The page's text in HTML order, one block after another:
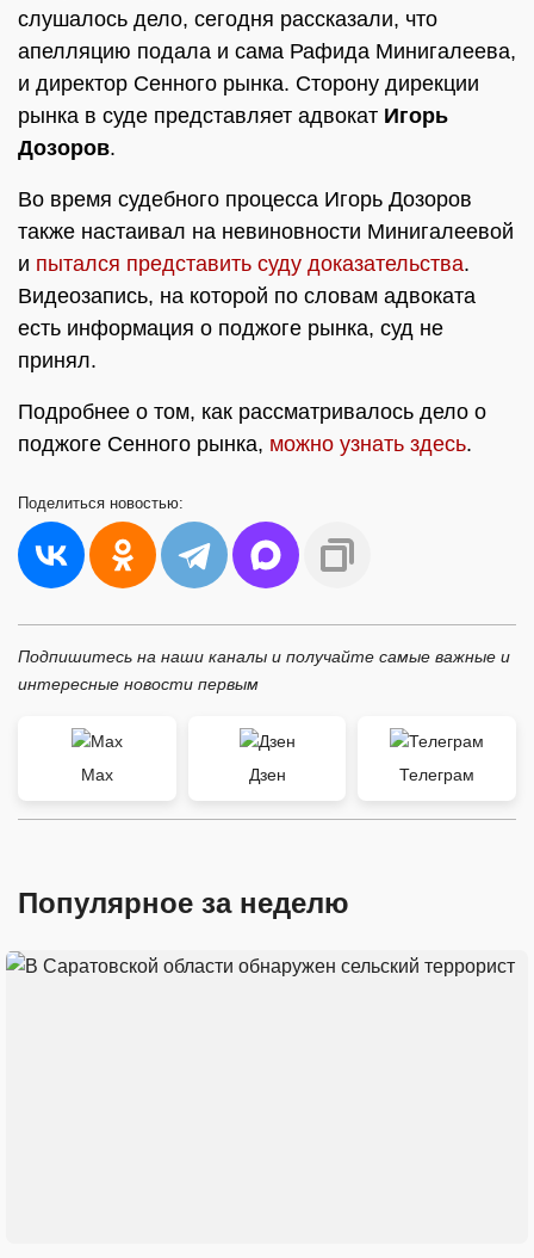
слушалось дело, сегодня рассказали, что
апелляцию подала и сама Рафида Минигалеева,
и директор Сенного рынка. Сторону дирекции
рынка в суде представляет адвокат Игорь
Дозоров.
Во время судебного процесса Игорь Дозоров
также настаивал на невиновности Минигалеевой
и пытался представить суду доказательства.
Видеозапись, на которой по словам адвоката
есть информация о поджоге рынка, суд не
принял.
Подробнее о том, как рассматривалось дело о
поджоге Сенного рынка, можно узнать здесь.
Поделиться новостью:
Подпишитесь на наши каналы и получайте самые важные и
интересные новости первым
Max Дзен Телеграм
Популярное за неделю